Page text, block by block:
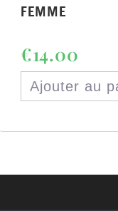
FEMME
€14.00
Ajouter au